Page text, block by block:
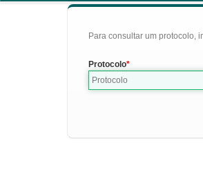
Para consultar um protocolo,
Protocolo